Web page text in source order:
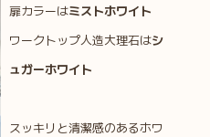
扉カラーはミストホワイト
ワークトップ人造大理石はシ
ュガーホワイト
スッキリと清潔感のあるホワ